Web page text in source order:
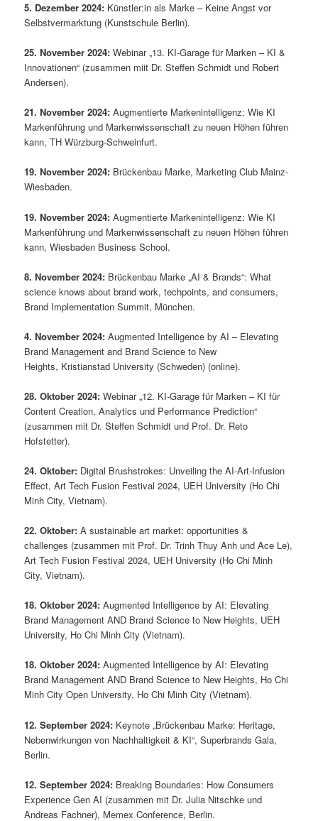
5. Dezember 2024: Künstler:in als Marke – Keine Angst vor
Selbstvermarktung (Kunstschule Berlin).
25. November 2024: Webinar „13. KI-Garage für Marken – KI &
Innovationen“ (zusammen miit Dr. Steffen Schmidt und Robert
Andersen).
21. November 2024:Augmentierte Markenintelligenz: Wie KI
Markenführung und Markenwissenschaft zu neuen Höhen führen
kann, TH Würzburg-Schweinfurt.
19. November 2024: Brückenbau Marke, Marketing Club Mainz-
Wiesbaden.
19. November 2024:Augmentierte Markenintelligenz: Wie KI
Markenführung und Markenwissenschaft zu neuen Höhen führen
kann, Wiesbaden Business School.
8. November 2024: Brückenbau Marke „AI & Brands“: What
science knows about brand work, techpoints, and consumers,
Brand Implementation Summit, München.
4. November 2024: Augmented Intelligence by AI – Elevating
Brand Management and Brand Science to New
Heights, Kristianstad University (Schweden) (online).
28. Oktober 2024: Webinar „12. KI-Garage für Marken – KI für
Content Creation, Analytics und Performance Prediction“
(zusammen mit Dr. Steffen Schmidt und Prof. Dr. Reto
Hofstetter).
24. Oktober: Digital Brushstrokes: Unveiling the AI-Art-Infusion
Effect, Art Tech Fusion Festival 2024, UEH University (Ho Chi
Minh City, Vietnam).
22. Oktober: A sustainable art market: opportunities &
challenges (zusammen mit Prof. Dr. Trinh Thuy Anh und Ace Le),
Art Tech Fusion Festival 2024, UEH University (Ho Chi Minh
City, Vietnam).
18. Oktober 2024: Augmented Intelligence by AI: Elevating
Brand Management AND Brand Science to New Heights, UEH
University, Ho Chi Minh City (Vietnam).
18. Oktober 2024: Augmented Intelligence by AI: Elevating
Brand Management AND Brand Science to New Heights, Ho Chi
Minh City Open University, Ho Chi Minh City (Vietnam).
12. September 2024: Keynote „Brückenbau Marke: Heritage,
Nebenwirkungen von Nachhaltigkeit & KI“, Superbrands Gala,
Berlin.
12. September 2024: Breaking Boundaries: How Consumers
Experience Gen AI (zusammen mit Dr. Julia Nitschke und
Andreas Fachner), Memex Conference, Berlin.